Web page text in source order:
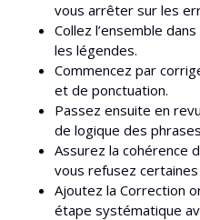
vous arrêter sur les
Collez l’ensemble
les légendes.
Commencez par
et de ponctuation.
Passez ensuite en
de logique des
Assurez la cohérence
vous refusez
Ajoutez la Correction
étape systématique